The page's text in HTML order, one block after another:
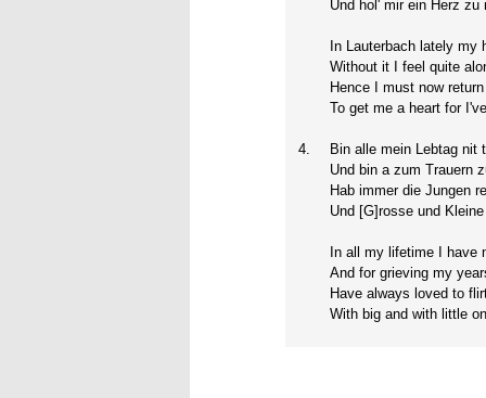
Und hol' mir ein Herz zu
In Lauterbach lately my
Without it I feel quite
Hence I must now
To get me a heart for
4.
Bin alle mein Lebtag nit
Und bin a zum Trauern
Hab immer die Jungen
Und [G]rosse und
In all my lifetime I have
And for grieving my
Have always loved to
With big and with little